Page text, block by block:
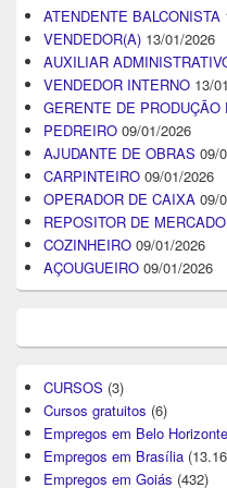
ATENDENTE BALCONISTA
VENDEDOR(A) 13/01/2026
AUXILIAR
VENDEDOR INTERNO 13/
GERENTE DE PRODUÇÃO
PEDREIRO 09/01/2026
AJUDANTE DE OBRAS 09/
CARPINTEIRO 09/01/2026
OPERADOR DE CAIXA 09/
REPOSITOR DE
COZINHEIRO 09/01/2026
AÇOUGUEIRO 09/01/2026
CURSOS (3)
Cursos gratuitos (6)
Empregos em Belo
Empregos em Brasília
Empregos em Goiás (432)